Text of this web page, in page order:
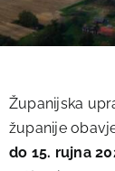
Županijska
županije
do 15. rujna